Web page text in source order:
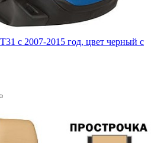
с 2007-2015 год, цвет черный с